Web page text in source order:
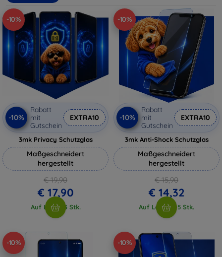
-10%
-10%
Rabatt
mit
Gutschein
EXTRA10
3mk Privacy Schutzglas
Maßgeschneidert
hergestellt
€ 19,90
€ 17,90
Auf Lager 3 Stk.
-10%
-10%
Rabatt
mit
Gutschein
EXTRA10
3mk Anti-Shock Schutzglas
Maßgeschneidert
hergestellt
€ 15,90
€ 14,32
Auf Lager > 5 Stk.
-10% -10%